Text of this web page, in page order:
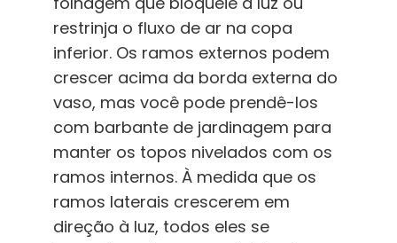
restrinja o fluxo de ar na copa
inferior. Os ramos externos podem
crescer acima da borda externa do
vaso, mas você pode prendê-los
com barbante de jardinagem para
manter os topos nivelados com os
ramos internos. À medida que os
ramos laterais crescerem em
direção à luz, todos eles se